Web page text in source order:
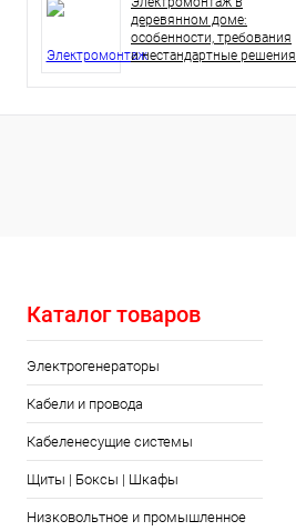
деревянном доме:
особенности, требования
и нестандартные решения
Каталог товаров
Электрогенераторы
Кабели и провода
Кабеленесущие системы
Щиты | Боксы | Шкафы
Низковольтное и промышленное